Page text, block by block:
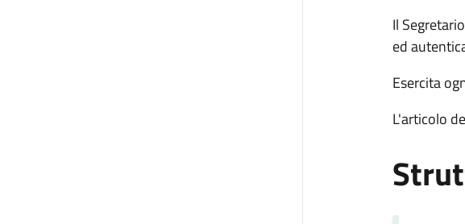
Il
ed
Esercita
L'articolo